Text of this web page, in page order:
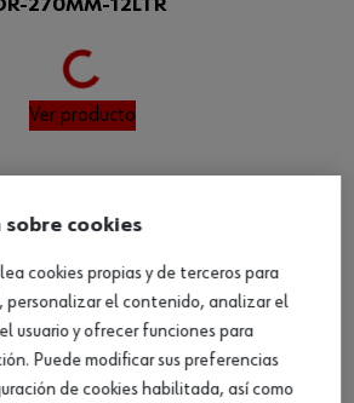
270MM-12LTR
Loading...
Ver producto
GUSTAR!
cookies
cookies propias y de terceros para
personalizar el contenido, analizar el
usuario y ofrecer funciones para
Puede modificar sus preferencias
de cookies habilitada, así como